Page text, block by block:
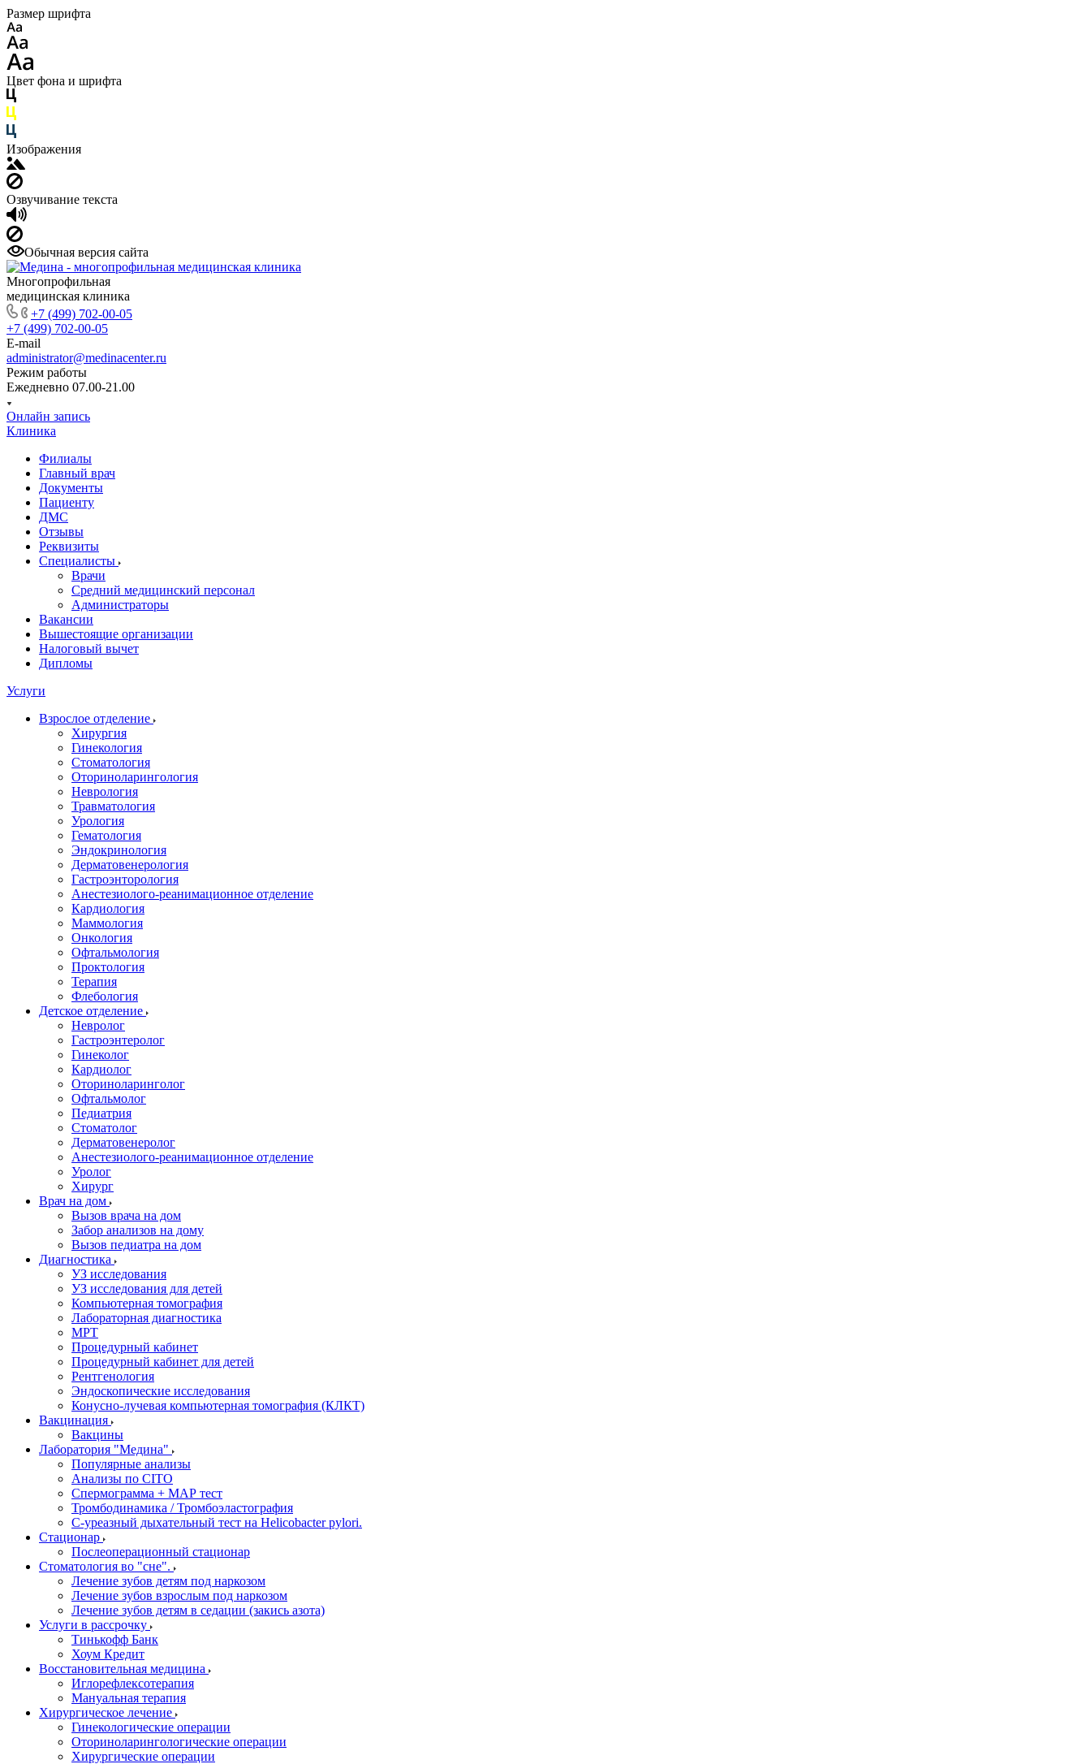
Размер шрифта
Цвет фона и шрифта
Изображения
Озвучивание текста
Обычная версия сайта
Многопрофильная
медицинская клиника
+7 (499) 702-00-05
+7 (499) 702-00-05
E-mail
administrator@medinacenter.ru
Режим работы
Ежедневно 07.00-21.00
Онлайн запись
Клиника
Филиалы
Главный врач
Документы
Пациенту
ДМС
Отзывы
Реквизиты
Специалисты
Врачи
Средний медицинский персонал
Администраторы
Вакансии
Вышестоящие организации
Налоговый вычет
Дипломы
Услуги
Взрослое отделение
Хирургия
Гинекология
Стоматология
Оториноларингология
Неврология
Травматология
Урология
Гематология
Эндокринология
Дерматовенерология
Гастроэнторология
Анестезиолого-реанимационное отделение
Кардиология
Маммология
Онкология
Офтальмология
Проктология
Терапия
Флебология
Детское отделение
Невролог
Гастроэнтеролог
Гинеколог
Кардиолог
Оториноларинголог
Офтальмолог
Педиатрия
Стоматолог
Дерматовенеролог
Анестезиолого-реанимационное отделение
Уролог
Хирург
Врач на дом
Вызов врача на дом
Забор анализов на дому
Вызов педиатра на дом
Диагностика
УЗ исследования
УЗ исследования для детей
Компьютерная томография
Лабораторная диагностика
МРТ
Процедурный кабинет
Процедурный кабинет для детей
Рентгенология
Эндоскопические исследования
Конусно-лучевая компьютерная томография (КЛКТ)
Вакцинация
Вакцины
Лаборатория "Медина"
Популярные анализы
Анализы по CITO
Спермограмма + МАР тест
Тромбодинамика / Тромбоэластография
С-уреазный дыхательный тест на Helicobacter pylori.
Стационар
Послеоперационный стационар
Стоматология во "сне".
Лечение зубов детям под наркозом
Лечение зубов взрослым под наркозом
Лечение зубов детям в седации (закись азота)
Услуги в рассрочку
Тинькофф Банк
Хоум Кредит
Восстановительная медицина
Иглорефлексотерапия
Мануальная терапия
Хирургическое лечение
Гинекологические операции
Оториноларингологические операции
Хирургические операции